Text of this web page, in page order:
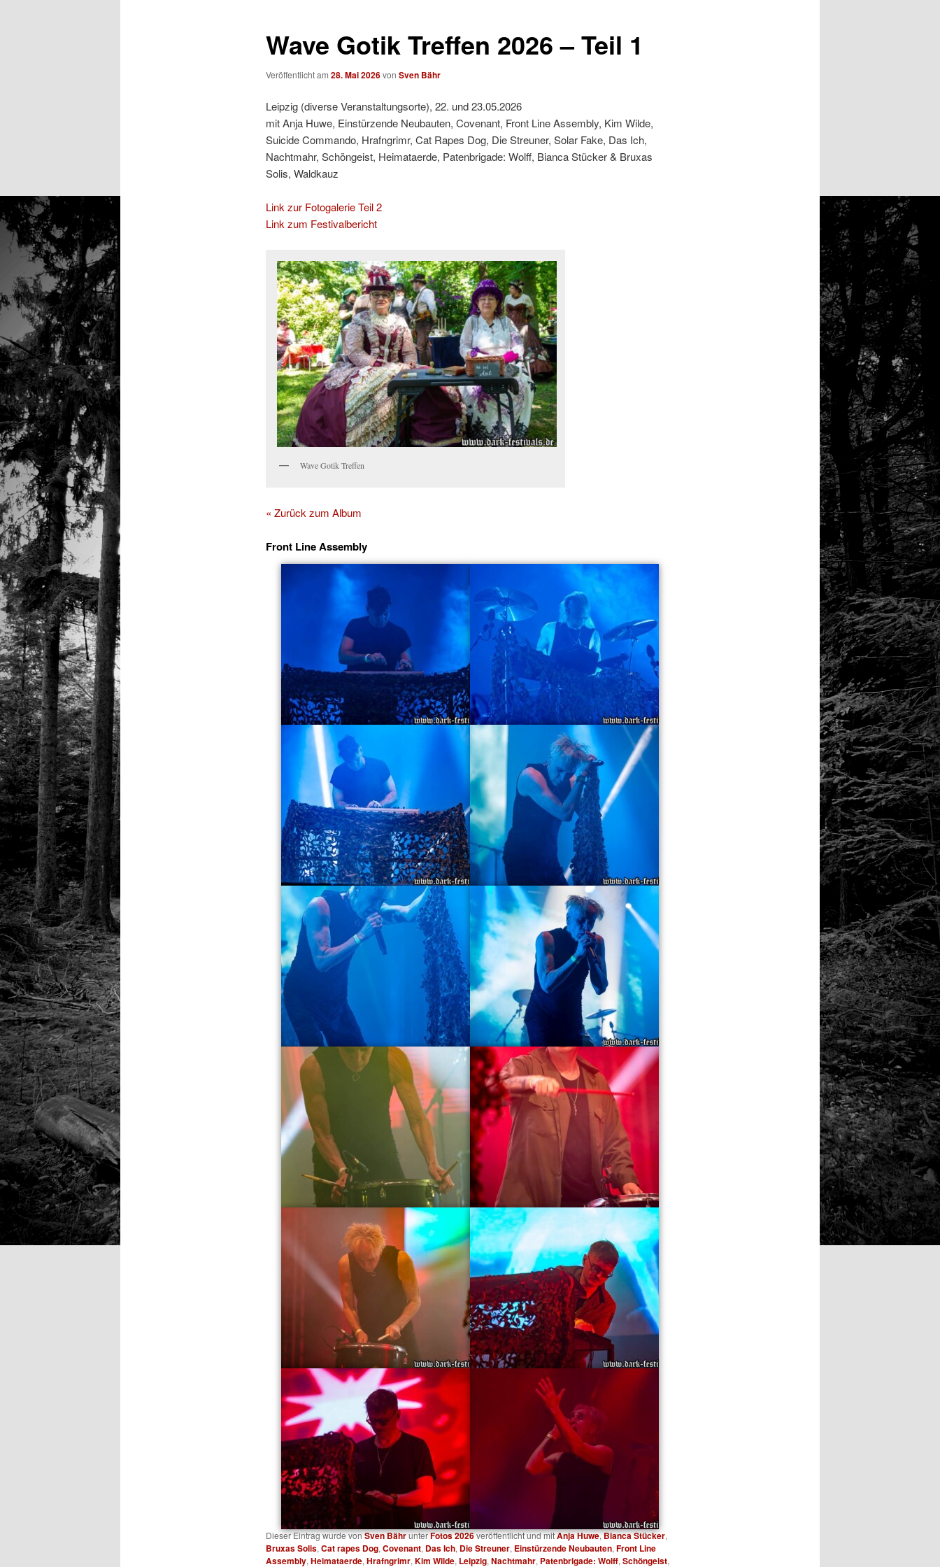
Wave Gotik Treffen 2026 – Teil 1
Veröffentlicht am 28. Mai 2026von Sven Bähr
Leipzig (diverse Veranstaltungsorte), 22. und 23.05.2026
mit Anja Huwe, Einstürzende Neubauten, Covenant, Front Line Assembly, Kim Wilde,
Suicide Commando, Hrafngrimr, Cat Rapes Dog, Die Streuner, Solar Fake, Das Ich,
Nachtmahr, Schöngeist, Heimataerde, Patenbrigade: Wolff, Bianca Stücker & Bruxas
Solis, Waldkauz
Link zur Fotogalerie Teil 2
Link zum Festivalbericht
Wave Gotik Treffen
« Zurück zum Album
Front Line Assembly
Dieser Eintrag wurde vonSven BährunterFotos 2026veröffentlicht und mitAnja Huwe,Bianca Stücker,
Bruxas Solis, Cat rapes Dog, Covenant, Das Ich, Die Streuner, Einstürzende Neubauten, Front Line
Assembly, Heimataerde, Hrafngrimr, Kim Wilde, Leipzig, Nachtmahr, Patenbrigade: Wolff, Schöngeist,